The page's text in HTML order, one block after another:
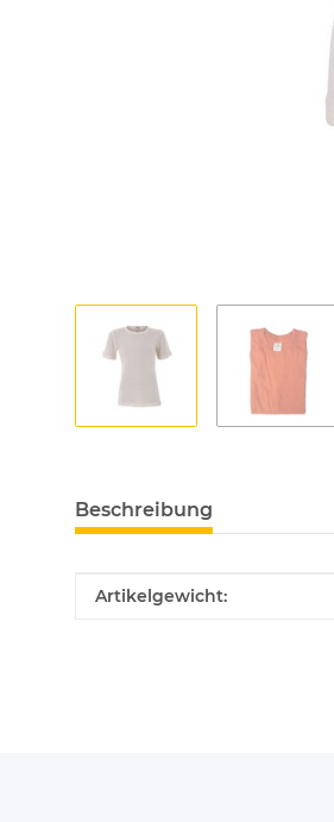
Beschreibung
Produkteigenschaft
Wert
Artikelgewicht: